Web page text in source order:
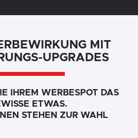
MIT
UPGRADES
IHREM WERBESPOT DAS
ETWAS.
STEHEN ZUR WAHL